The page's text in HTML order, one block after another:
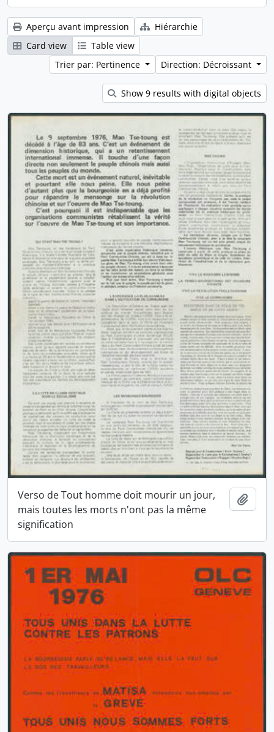
Aperçu avant impression
Hiérarchie
Card view
Table view
Trier par: Pertinence
Direction: Décroissant
Show 9 results with digital objects
Verso de Tout homme doit mourir un jour,
mais toutes les morts n'ont pas la même
signification